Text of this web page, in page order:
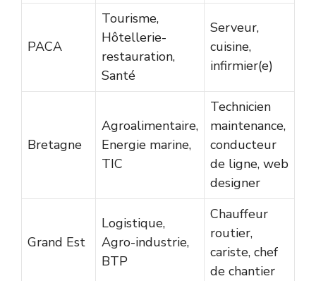
PACA
Tourisme,
Hôtellerie-
restauration,
Santé
Serveur,
cuisine,
infirmier(e)
Bretagne
Agroalimentaire,
Energie marine,
TIC
Technicien
maintenance,
conducteur
de ligne, web
designer
Grand Est
Logistique,
Agro-industrie,
BTP
Chauffeur
routier,
cariste, chef
de chantier